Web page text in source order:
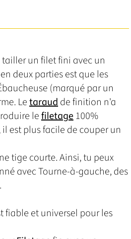
un filet fini avec un
deux parties est que les
(marqué par un
Letaraudde finition n'a
lefiletage100%
il est plus facile de couper un
tige courte. Ainsi, tu peux
avec Tourne-à-gauche, des
fiable et universel pour les